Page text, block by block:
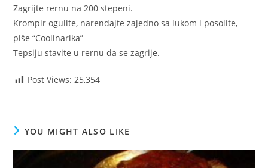
Zagrijte rernu na 200 stepeni.
Krompir ogulite, narendajte zajedno sa lukom i posolite,
piše “Coolinarika”
Tepsiju stavite u rernu da se zagrije.
Post Views: 25,354
YOU MIGHT ALSO LIKE